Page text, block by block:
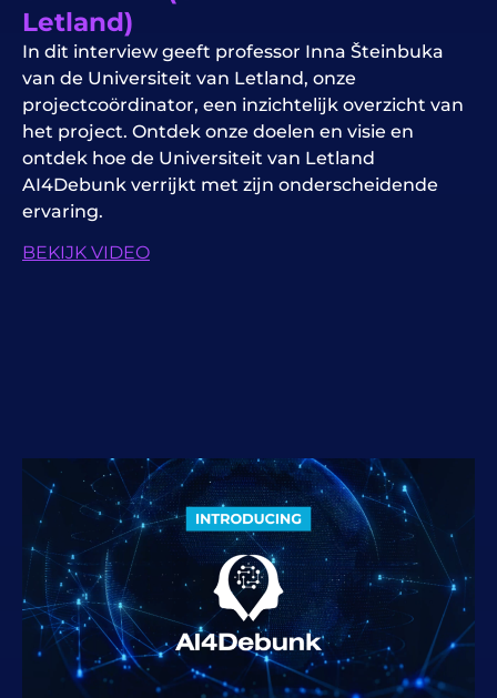
Letland)
In dit interview geeft professor Inna Šteinbuka
van de Universiteit van Letland, onze
projectcoördinator, een inzichtelijk overzicht van
het project. Ontdek onze doelen en visie en
ontdek hoe de Universiteit van Letland
AI4Debunk verrijkt met zijn onderscheidende
ervaring.
BEKIJK VIDEO